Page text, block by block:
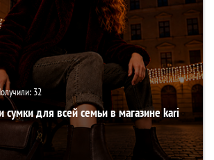
32
для всей семьи в магазине kari